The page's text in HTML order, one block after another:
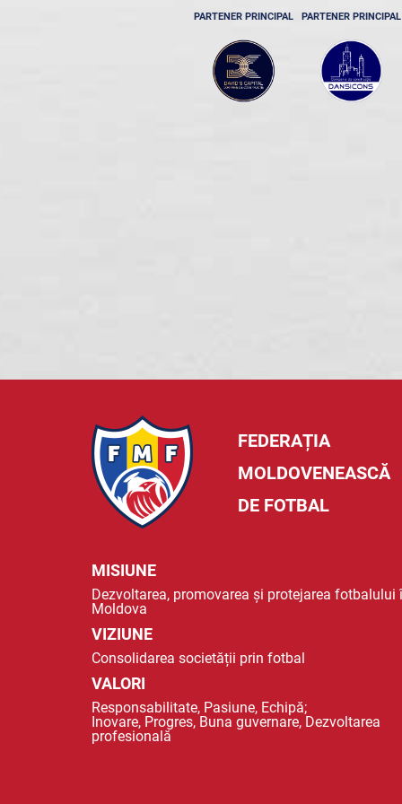
PARTENER PRINCIPAL PARTENER PRINCIPAL
FEDERAȚIA
MOLDOVENEASCĂ
DE FOTBAL
MISIUNE
Dezvoltarea, promovarea și protejarea fotbalului
Moldova
VIZIUNE
Consolidarea societății prin fotbal
VALORI
Responsabilitate, Pasiune, Echipă;
Inovare, Progres, Buna guvernare, Dezvoltarea
profesională